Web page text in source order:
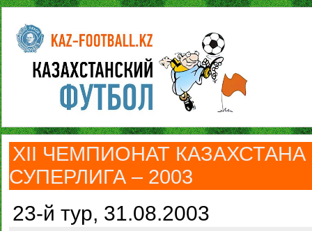
ХII ЧЕМПИОНАТ
СУПЕРЛИГА – 2003
23-й тур, 31.08.2003